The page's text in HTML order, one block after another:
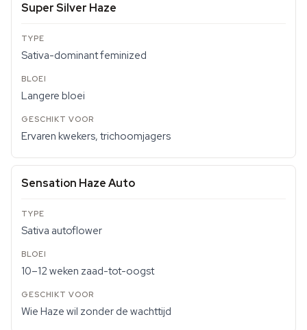
Super Silver Haze
Sativa-dominant feminized
Langere bloei
Ervaren kwekers, trichoomjagers
Sensation Haze Auto
Sativa autoflower
10–12 weken zaad-tot-oogst
Wie Haze wil zonder de wachttijd